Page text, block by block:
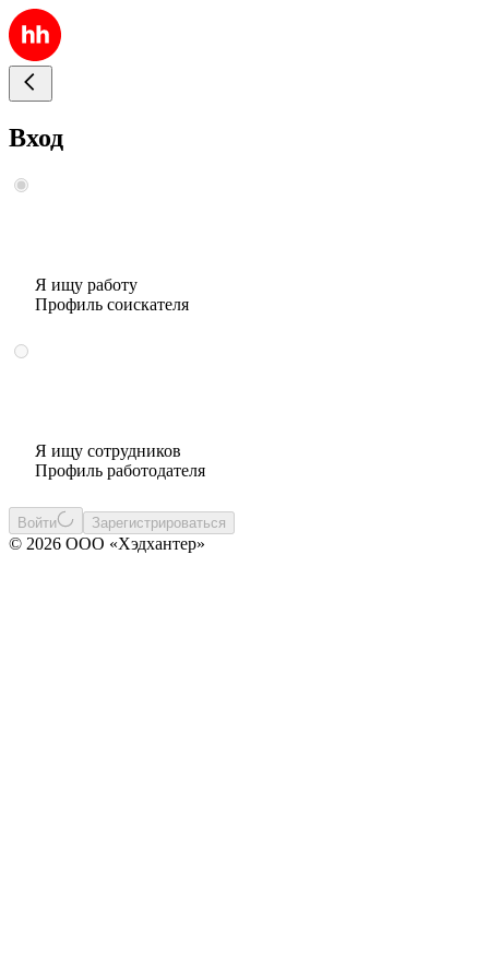
Вход
Я ищу работу
Профиль соискателя
Я ищу сотрудников
Профиль работодателя
Войти Зарегистрироваться
© 2026 ООО «Хэдхантер»